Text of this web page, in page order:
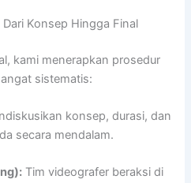
Konsep Hingga Final
kami menerapkan prosedur
sistematis:
konsep, durasi, dan
secara mendalam.
Tim videografer beraksi di